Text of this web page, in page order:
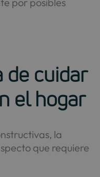
de cuidar
el hogar
la
que requiere